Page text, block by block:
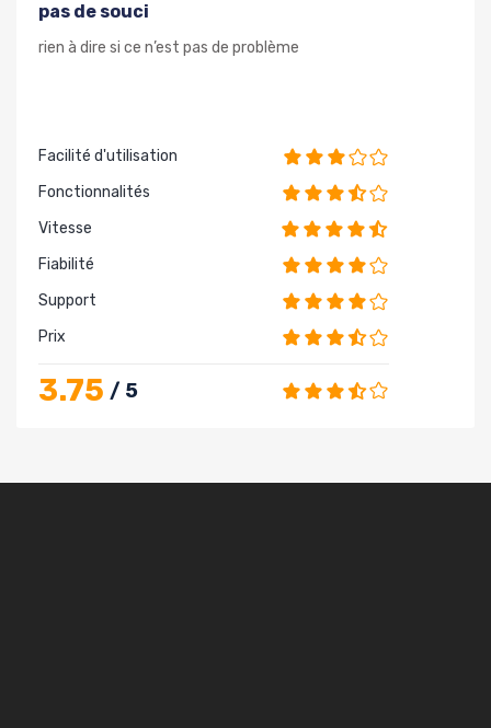
Facilité d'utilisation
Fonctionnalités
Vitesse
Fiabilité
Support
Prix
3.75 / 5
pas de souci
rien à dire si ce n’est pas de problème